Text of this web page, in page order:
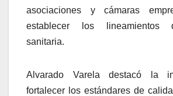
asociaciones y cámaras
establecer los lineamientos
sanitaria.
Alvarado Varela destacó la
fortalecer los estándares de